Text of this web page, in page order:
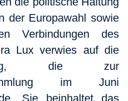
der Europawahl sowie
Verbindungen des
Lux verwies auf die
die zur
im Juni
Sie beinhaltet das